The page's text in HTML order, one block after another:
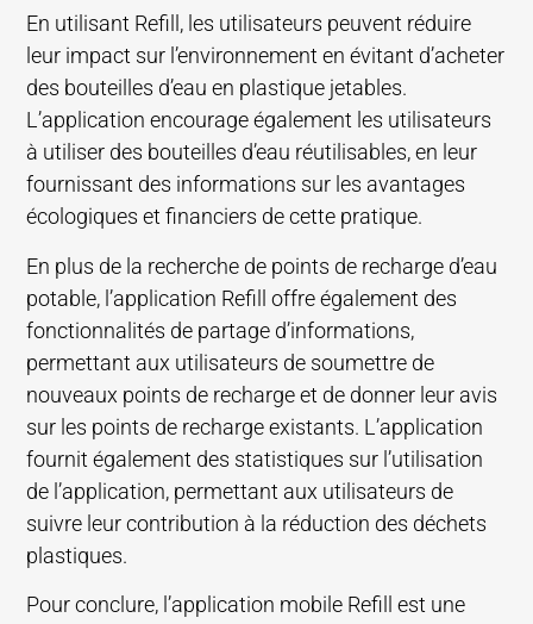
En utilisant Refill, les utilisateurs peuvent réduire
leur impact sur l’environnement en évitant d’acheter
des bouteilles d’eau en plastique jetables.
L’application encourage également les utilisateurs
à utiliser des bouteilles d’eau réutilisables, en leur
fournissant des informations sur les avantages
écologiques et financiers de cette pratique.
En plus de la recherche de points de recharge d’eau
potable, l’application Refill offre également des
fonctionnalités de partage d’informations,
permettant aux utilisateurs de soumettre de
nouveaux points de recharge et de donner leur avis
sur les points de recharge existants. L’application
fournit également des statistiques sur l’utilisation
de l’application, permettant aux utilisateurs de
suivre leur contribution à la réduction des déchets
plastiques.
Pour conclure, l’application mobile Refill est une